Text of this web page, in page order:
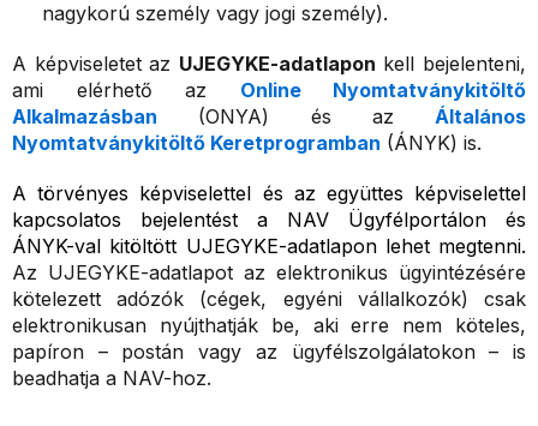
nagykorú személy vagy jogi személy).
A képviseletet az UJEGYKE-adatlapon kell bejelenteni,
ami elérhető az Online Nyomtatványkitöltő
Alkalmazásban (ONYA) és az Általános
Nyomtatványkitöltő Keretprogramban (ÁNYK) is.
A törvényes képviselettel és az együttes képviselettel
kapcsolatos bejelentést a NAV Ügyfélportálon és
ÁNYK-val kitöltött UJEGYKE-adatlapon lehet megtenni.
Az UJEGYKE-adatlapot az elektronikus ügyintézésére
kötelezett adózók (cégek, egyéni vállalkozók) csak
elektronikusan nyújthatják be, aki erre nem köteles,
papíron – postán vagy az ügyfélszolgálatokon – is
beadhatja a NAV-hoz.